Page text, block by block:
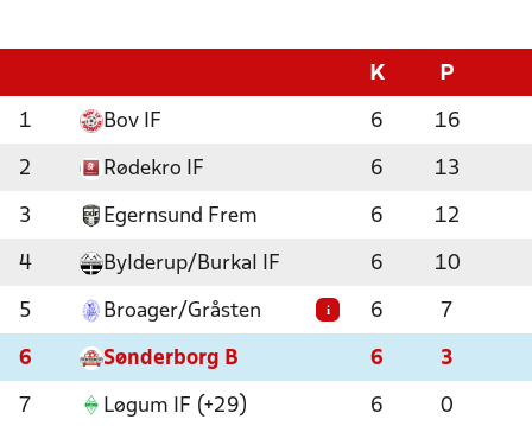
K P
1 Bov IF 6 16
2 Rødekro IF 6 13
3 Egernsund Frem 6 12
4 Bylderup/Burkal IF 6 10
5 Broager/Gråsten i 6 7
6 Sønderborg B 6 3
7 Løgum IF (+29) 6 0